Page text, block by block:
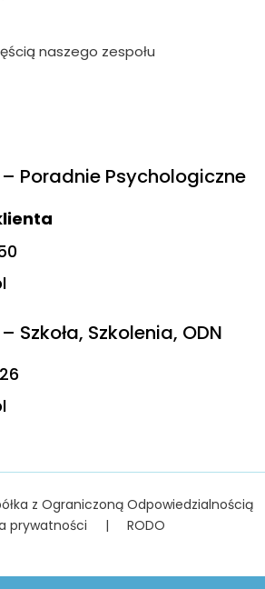
naszego zespołu
Poradnie Psychologiczne
Szkoła, Szkolenia, ODN
z Ograniczoną Odpowiedzialnością
prywatności | RODO